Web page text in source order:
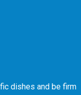
dishes and be firm